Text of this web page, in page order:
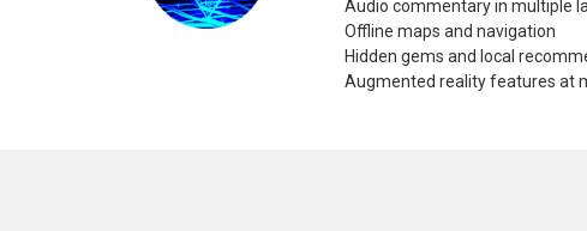
Audio commentary in multiple
Offline maps and navigation
Hidden gems and local
Augmented reality features at